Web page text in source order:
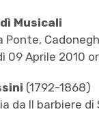
Musicali
Ponte,
09 Aprile 2010
(1792-1868)
da Il barbiere di